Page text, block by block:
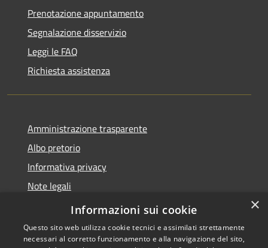
Prenotazione appuntamento
Segnalazione disservizio
Leggi le FAQ
Richiesta assistenza
Amministrazione trasparente
Albo pretorio
Informativa privacy
Note legali
Dichiarazione di accessibilità
×
Informazioni sui cookie
Questo sito web utilizza cookie tecnici e assimilati strettamente
necessari al corretto funzionamento e alla navigazione del sito,